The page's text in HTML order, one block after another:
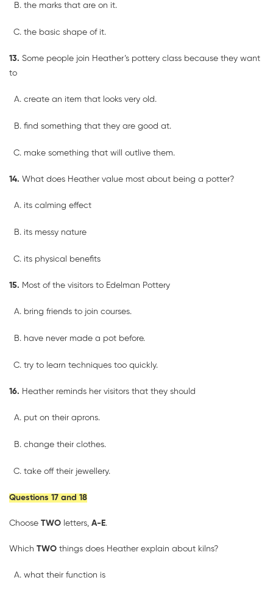
the marks that are on it.
the basic shape of it.
13. Some people join Heather’s pottery class because they want
to
create an item that looks very old.
find something that they are good at.
make something that will outlive them.
14. What does Heather value most about being a potter?
its calming effect
its messy nature
its physical benefits
15. Most of the visitors to Edelman Pottery
bring friends to join courses.
have never made a pot before.
try to learn techniques too quickly.
16. Heather reminds her visitors that they should
put on their aprons.
change their clothes.
take off their jewellery.
Questions 17 and 18
Choose TWO letters, A-E.
Which TWO things does Heather explain about kilns?
what their function is